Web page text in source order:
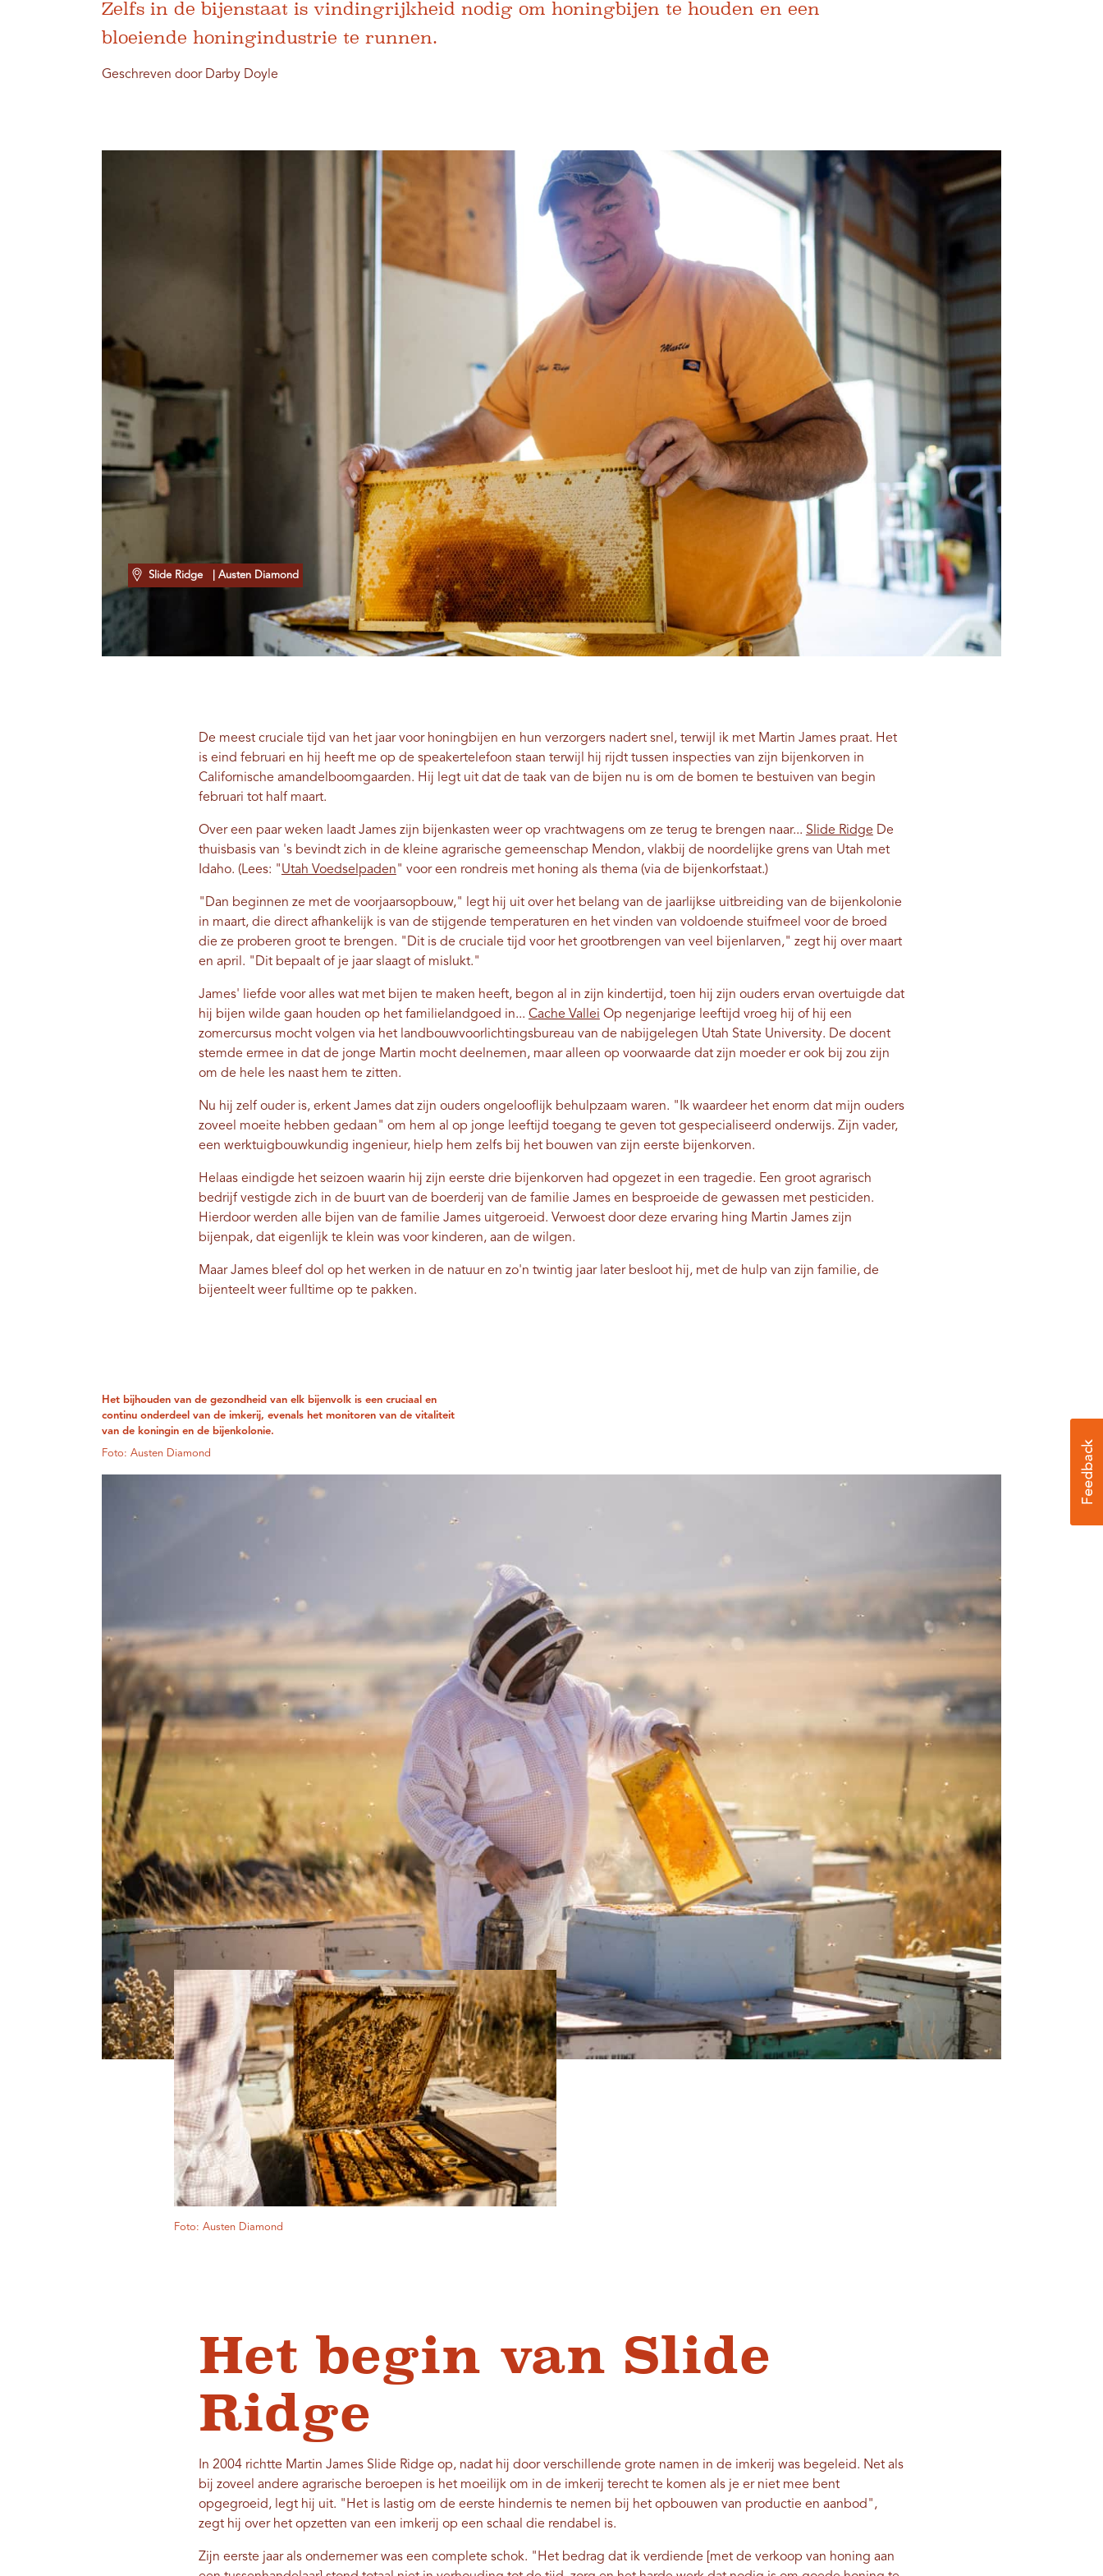
Zelfs in de bijenstaat is vindingrijkheid nodig om honingbijen te houden en een
bloeiende honingindustrie te runnen.
Geschreven door Darby Doyle
Slide Ridge | Austen Diamond
De meest cruciale tijd van het jaar voor honingbijen en hun verzorgers nadert snel, terwijl ik met Martin James praat. Het
is eind februari en hij heeft me op de speakertelefoon staan ​​terwijl hij rijdt tussen inspecties van zijn bijenkorven in
Californische amandelboomgaarden. Hij legt uit dat de taak van de bijen nu is om de bomen te bestuiven van begin
februari tot half maart.
Over een paar weken laadt James zijn bijenkasten weer op vrachtwagens om ze terug te brengen naar... Slide Ridge De
thuisbasis van 's bevindt zich in de kleine agrarische gemeenschap Mendon, vlakbij de noordelijke grens van Utah met
Idaho. (Lees: "Utah Voedselpaden" voor een rondreis met honing als thema (via de bijenkorfstaat.)
"Dan beginnen ze met de voorjaarsopbouw," legt hij uit over het belang van de jaarlijkse uitbreiding van de bijenkolonie
in maart, die direct afhankelijk is van de stijgende temperaturen en het vinden van voldoende stuifmeel voor de broed
die ze proberen groot te brengen. "Dit is de cruciale tijd voor het grootbrengen van veel bijenlarven," zegt hij over maart
en april. "Dit bepaalt of je jaar slaagt of mislukt."
James' liefde voor alles wat met bijen te maken heeft, begon al in zijn kindertijd, toen hij zijn ouders ervan overtuigde dat
hij bijen wilde gaan houden op het familielandgoed in... Cache Vallei Op negenjarige leeftijd vroeg hij of hij een
zomercursus mocht volgen via het landbouwvoorlichtingsbureau van de nabijgelegen Utah State University. De docent
stemde ermee in dat de jonge Martin mocht deelnemen, maar alleen op voorwaarde dat zijn moeder er ook bij zou zijn
om de hele les naast hem te zitten.
Nu hij zelf ouder is, erkent James dat zijn ouders ongelooflijk behulpzaam waren. "Ik waardeer het enorm dat mijn ouders
zoveel moeite hebben gedaan" om hem al op jonge leeftijd toegang te geven tot gespecialiseerd onderwijs. Zijn vader,
een werktuigbouwkundig ingenieur, hielp hem zelfs bij het bouwen van zijn eerste bijenkorven.
Helaas eindigde het seizoen waarin hij zijn eerste drie bijenkorven had opgezet in een tragedie. Een groot agrarisch
bedrijf vestigde zich in de buurt van de boerderij van de familie James en besproeide de gewassen met pesticiden.
Hierdoor werden alle bijen van de familie James uitgeroeid. Verwoest door deze ervaring hing Martin James zijn
bijenpak, dat eigenlijk te klein was voor kinderen, aan de wilgen.
Maar James bleef dol op het werken in de natuur en zo'n twintig jaar later besloot hij, met de hulp van zijn familie, de
bijenteelt weer fulltime op te pakken.
Foto: Austen Diamond
Het bijhouden van de gezondheid van elk bijenvolk is een cruciaal en
continu onderdeel van de imkerij, evenals het monitoren van de vitaliteit
van de koningin en de bijenkolonie.
Foto: Austen Diamond
Het begin van Slide
Ridge
In 2004 richtte Martin James Slide Ridge op, nadat hij door verschillende grote namen in de imkerij was begeleid. Net als
bij zoveel andere agrarische beroepen is het moeilijk om in de imkerij terecht te komen als je er niet mee bent
opgegroeid, legt hij uit. "Het is lastig om de eerste hindernis te nemen bij het opbouwen van productie en aanbod",
zegt hij over het opzetten van een imkerij op een schaal die rendabel is.
Zijn eerste jaar als ondernemer was een complete schok. "Het bedrag dat ik verdiende [met de verkoop van honing aan